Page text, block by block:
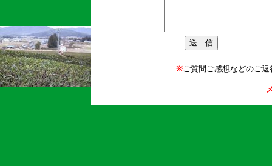
※ご質問ご感想などのご返